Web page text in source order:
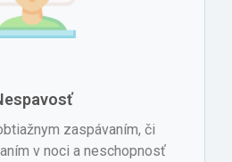
zaspávaním, či
v noci a neschopnosť